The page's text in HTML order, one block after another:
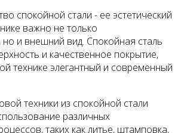
спокойной стали - ее эстетический
важно не только
но и внешний вид. Спокойная сталь
и качественное покрытие,
технике элегантный и современный
техники из спокойной стали
различных
таких как литье, штамповка,